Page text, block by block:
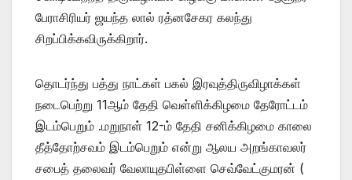
பேராசிரியர் ஜயந்த லால் ரத்னசேகர கலந்து
சிறப்பிக்கவிருக்கிறார்.
தொடர்ந்து பத்து நாட்கள் பகல் இரவுத்திருவிழாக்கள்
நடைபெற்று 11ஆம் தேதி வெள்ளிக்கிழமை தேரோட்டம்
இடம்பெறும் .மறுநாள் 12-ம் தேதி சனிக்கிழமை காலை
தீத்தோற்சவம் இடம்பெறும் என்று ஆலய அறங்காவலர்
சபைத் தலைவர் வேலாயுதபிள்ளை செவ்வேட்குமரன் (